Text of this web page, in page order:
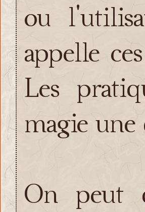
ou
appelle
Les
magie
On peut